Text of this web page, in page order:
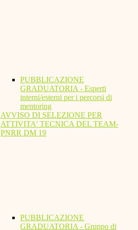
PUBBLICAZIONE
GRADUATORIA - Esperti
interni/esterni per i percorsi di
mentoring
AVVISO DI SELEZIONE PER
ATTIVITA' TECNICA DEL TEAM-
PNRR DM 19
PUBBLICAZIONE
GRADUATORIA - Gruppo di